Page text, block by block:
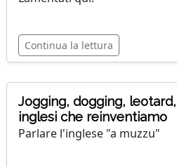
Continua la lettura
Jogging, dogging,
inglesi che reinventiamo
Parlare l'inglese "a muzzu"